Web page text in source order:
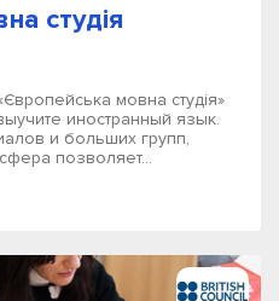
студія
мовна студія»
иностранный язык.
и больших групп,
позволяет...